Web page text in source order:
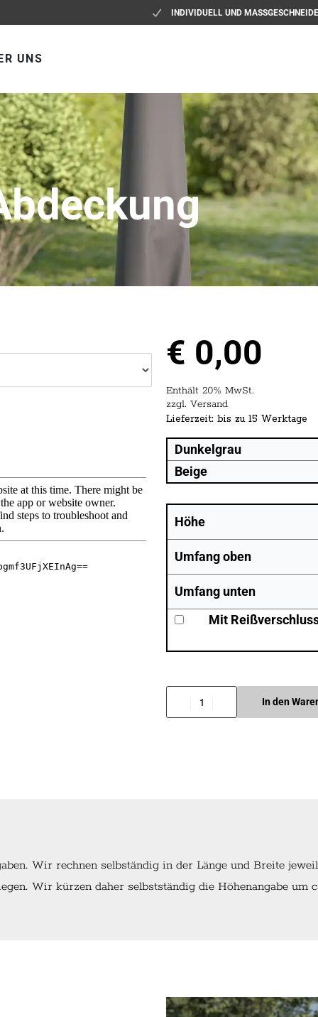
INDIVIDUELL UND
UNS
€ 0,00
Enthält 20% MwSt.
zzgl. Versand
Lieferzeit: bis zu 15 Werktage
Dunkelgrau
Beige
Höhe
Umfang oben
Umfang unten
Mit
In den
Wir rechnen selbständig in der Länge und Breite
Wir kürzen daher selbstständig die Höhenangabe